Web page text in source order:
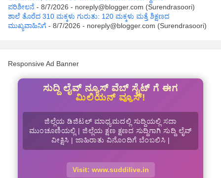
ಪರಿಶೀಲನೆ - 8/7/2026 - noreply@blogger.com (Surendrasoori)
ಶಾಲೆ ತೊರೆದ 310 ಮಕ್ಕಳು ಗುರುತು: 120 ಮಕ್ಕಳು ಮತ್ತೆ ಶಿಕ್ಷಣದ
ಮುಖ್ಯವಾಹಿನಿಗೆ - 8/7/2026 - noreply@blogger.com (Surendrasoori)
Responsive Ad Banner
ಸುದ್ದಿ ಲೈವ್ ನ್ಯೂಸ್ ವೆಬ್ ಸೈಟ್ ಗೆ ಈಗ
ಮಿಲಿಯನ್ ವ್ಯೂಸ್!
ಜಿಲ್ಲೆಯ ಡಿಜಿಟಲ್ ಮಾಧ್ಯಮದಲ್ಲಿ ಸುದ್ದಿಯಲ್ಲಿ ಸದಾ
ಮುಂಚೂಣಿಯಲ್ಲಿ | ಜಿಲ್ಲೆಯ ಕ್ಷಣ ಕ್ಷಣದ ಸುದ್ದಿಗಾಗಿ ಸುದ್ದಿ ಲೈವ್
ವೀಕ್ಷಿಸಿ | ಜಾಹಿರಾತು ವಿನೊಂದಿಗೆ ಬೆಂಬಲಿಸಿ |
Visit: www.suddilive.in